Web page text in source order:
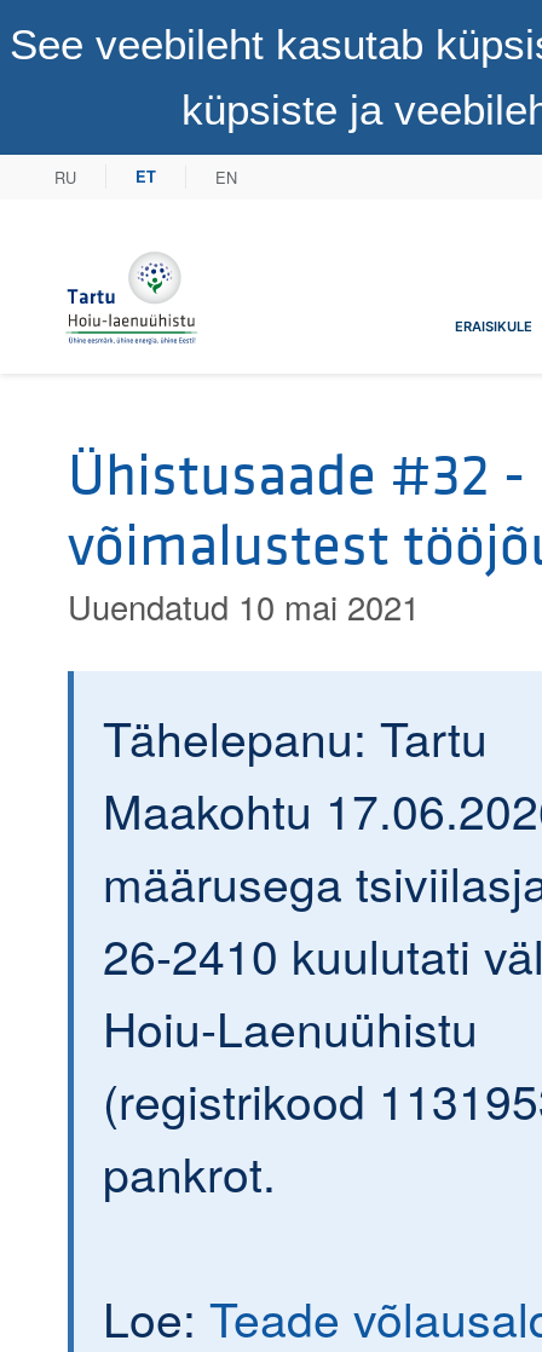
See veebileht kasutab
küpsiste ja
RU ET EN
Tartu Hoiu-laenuühistuERAISIKULE
Ühistusaade #32 -
võimalustest
Uuendatud 10 mai 2021
Tähelepanu: Tartu
Maakohtu
määrusega
26-2410 kuulutati
Hoiu-Laenuühistu
(registrikood
pankrot.
Loe: Teade